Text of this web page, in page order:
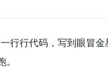
行行代码，写到眼冒